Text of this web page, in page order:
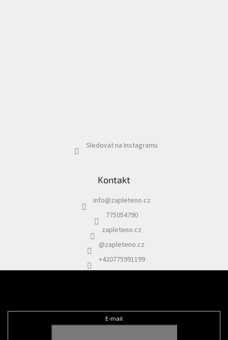
Sledovat na Instagramu
Kontakt
info@zapleteno.cz
775054790
zapleteno.cz
@zapleteno.cz
+420775991199
E-mail